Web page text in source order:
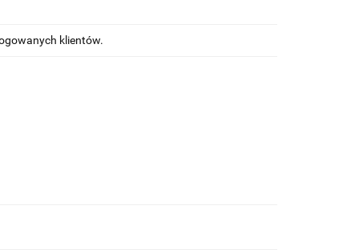
klientów.